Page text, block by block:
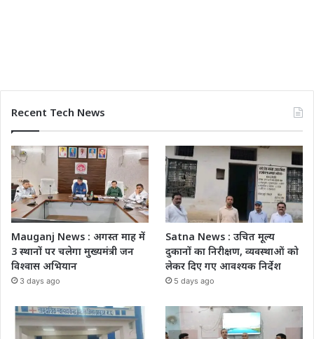
Recent Tech News
Mauganj News : अगस्त माह में
3 स्थानों पर चलेगा मुख्यमंत्री जन
विश्वास अभियान
3 days ago
Satna News : उचित मूल्य
दुकानों का निरीक्षण, व्यवस्थाओं को
लेकर दिए गए आवश्यक निर्देश
5 days ago